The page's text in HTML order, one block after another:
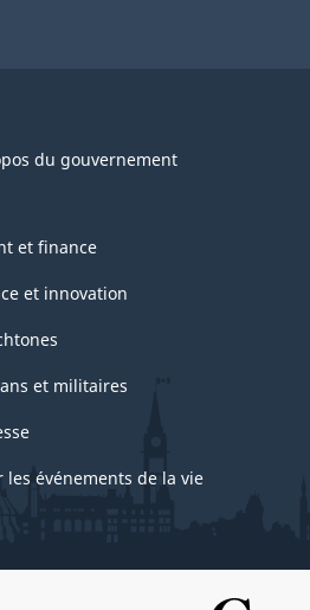
du gouvernement
et finance
et innovation
et militaires
les événements de la vie